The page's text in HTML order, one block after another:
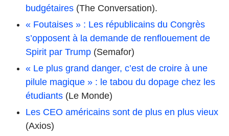
budgétaires (The Conversation).
« Foutaises » : Les républicains du Congrès
s’opposent à la demande de renflouement de
Spirit par Trump (Semafor)
« Le plus grand danger, c’est de croire à une
pilule magique » : le tabou du dopage chez les
étudiants (Le Monde)
Les CEO américains sont de plus en plus vieux
(Axios)